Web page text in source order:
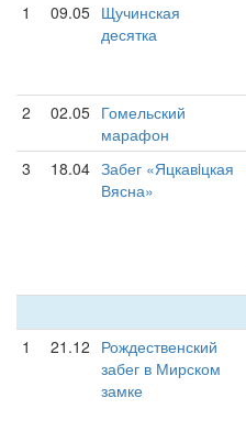
1
09.05 Щучинская
десятка
2 02.05 Гомельский
марафон
3
18.04 Забег «Яцкавiцкая
Вясна»
1
21.12 Рождественский
забег в Мирском
замке